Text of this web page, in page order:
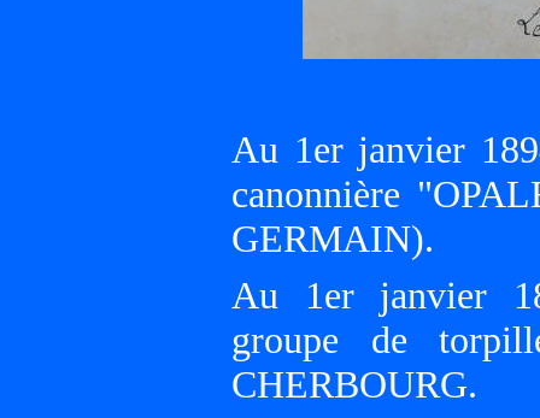
Au 1er janvier
canonnière
GERMAIN).
Au 1er janvier
groupe de
CHERBOURG.